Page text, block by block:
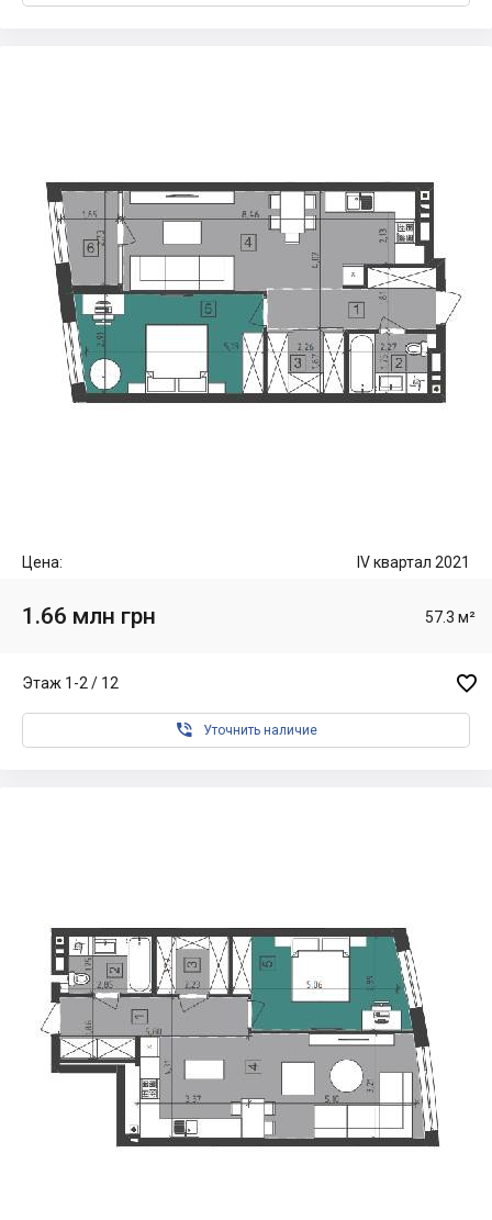
Цена: IV квартал 2021
1.66 млн грн 57.3 м²
Этаж 1-2 / 12 
 Уточнить наличие